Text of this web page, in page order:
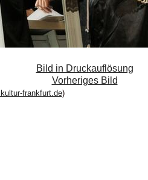
Bild in Druckauflösung
Vorheriges Bild
frankfurt.de)